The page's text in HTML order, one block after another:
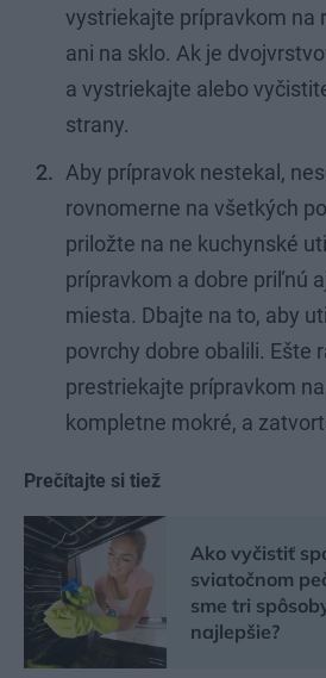
vystriekajte prípravkom na
ani na sklo. Ak je
a vystriekajte alebo
strany.
Aby prípravok nestekal,
rovnomerne na všetkých
priložte na ne kuchynské
prípravkom a dobre priľnú
miesta. Dbajte na to, aby
povrchy dobre obalili. Ešte
prestriekajte prípravkom
kompletne mokré, a
Prečítajte si tiež
Ako vyčistiť
sviatočnom
sme tri
najlepšie?